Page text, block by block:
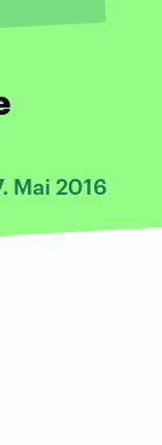
Mai 2016